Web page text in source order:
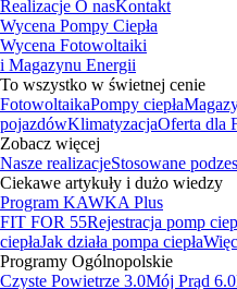
Realizacje O nasKontakt
Wycena Pompy Ciepła
Wycena Fotowoltaiki
i Magazynu Energii
To wszystko w świetnej cenie
FotowoltaikaPompy ciepła
pojazdówKlimatyzacjaOferta dla
Zobacz więcej
Nasze realizacjeStosowane
Ciekawe artykuły i dużo wiedzy
Program KAWKA Plus
FIT FOR 55Rejestracja pomp
ciepłaJak działa pompa ciepła
Programy Ogólnopolskie
Czyste Powietrze 3.0Mój Prąd 6.0